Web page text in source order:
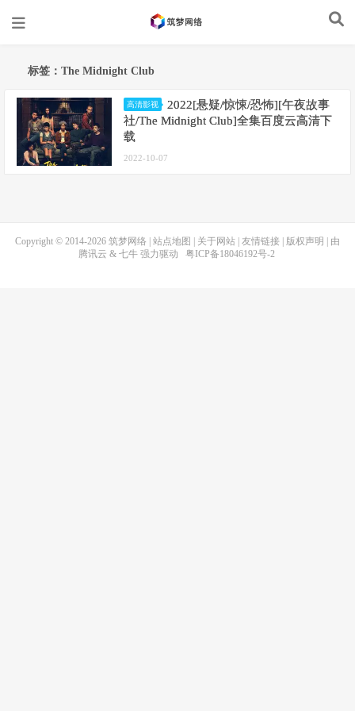
标签：The Midnight Club
高清影视
2022[悬疑/惊悚/恐怖][午夜故事
社/The Midnight Club]全集百度云高清下
载
2022-10-07
Copyright © 2014-2026 筑梦网络 站点地图 关于网站 友情链接 版权声明
| 由
腾讯云 & 七牛强力驱动 粤ICP备18046192号-2